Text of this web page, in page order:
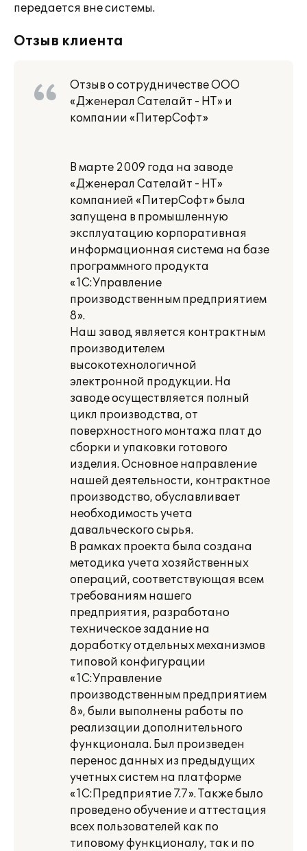
передается вне системы.
Отзыв клиента
Отзыв о сотрудничестве ООО
«Дженерал Сателайт - НТ» и
компании «ПитерСофт»
В марте 2009 года на заводе
«Дженерал Сателайт - НТ»
компанией «ПитерСофт» была
запущена в промышленную
эксплуатацию корпоративная
информационная система на базе
программного продукта
«1С:Управление
производственным предприятием
8».
Наш завод является контрактным
производителем
высокотехнологичной
электронной продукции. На
заводе осуществляется полный
цикл производства, от
поверхностного монтажа плат до
сборки и упаковки готового
изделия. Основное направление
нашей деятельности, контрактное
производство, обуславливает
необходимость учета
давальческого сырья.
В рамках проекта была создана
методика учета хозяйственных
операций, соответствующая всем
требованиям нашего
предприятия, разработано
техническое задание на
доработку отдельных механизмов
типовой конфигурации
«1С:Управление
производственным предприятием
8», были выполнены работы по
реализации дополнительного
функционала. Был произведен
перенос данных из предыдущих
учетных систем на платформе
«1С:Предприятие 7.7». Также было
проведено обучение и аттестация
всех пользователей как по
типовому функционалу, так и по